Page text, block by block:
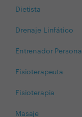
Dietista
Drenaje Linfático
Entrenador Personal
Fisioterapeuta
Fisioterapia
Masaje